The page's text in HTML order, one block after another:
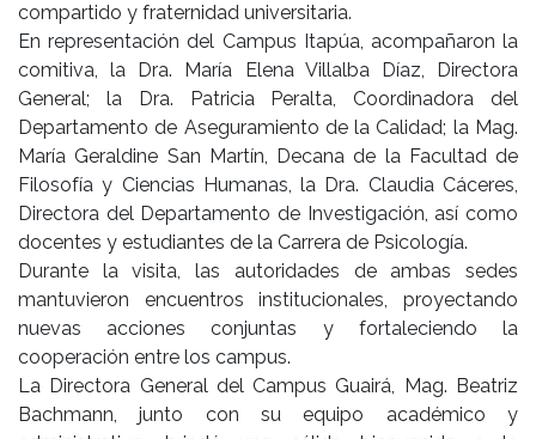
compartido y fraternidad universitaria.
En representación del Campus Itapúa, acompañaron la
comitiva, la Dra. María Elena Villalba Díaz, Directora
General; la Dra. Patricia Peralta, Coordinadora del
Departamento de Aseguramiento de la Calidad; la Mag.
María Geraldine San Martín, Decana de la Facultad de
Filosofía y Ciencias Humanas, la Dra. Claudia Cáceres,
Directora del Departamento de Investigación, así como
docentes y estudiantes de la Carrera de Psicología.
Durante la visita, las autoridades de ambas sedes
mantuvieron encuentros institucionales, proyectando
nuevas acciones conjuntas y fortaleciendo la
cooperación entre los campus.
La Directora General del Campus Guairá, Mag. Beatriz
Bachmann, junto con su equipo académico y